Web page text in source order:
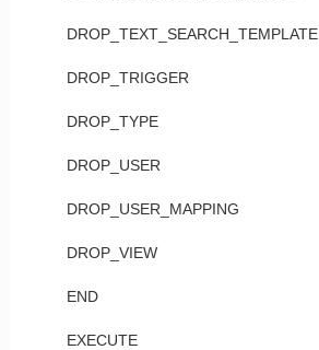
DROP_TEXT_SEARCH_TEMPLATE
DROP_TRIGGER
DROP_TYPE
DROP_USER
DROP_USER_MAPPING
DROP_VIEW
END
EXECUTE